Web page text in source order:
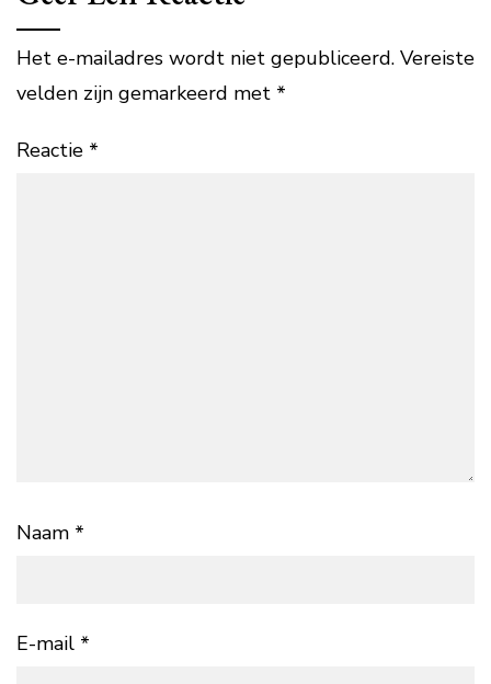
Het e-mailadres wordt niet gepubliceerd. Vereiste
velden zijn gemarkeerd met *
Reactie *
Naam *
E-mail *